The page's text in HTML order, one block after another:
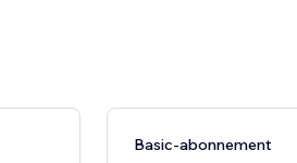
Basic-abonnement